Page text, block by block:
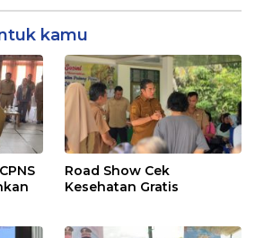
kamu
Road Show Cek
Kesehatan Gratis